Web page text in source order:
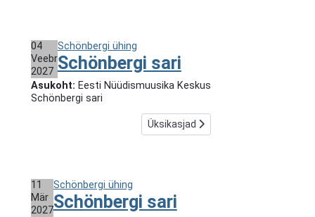
04
Veebr
2027
Schönbergi ühing
Schönbergi sari
Asukoht: Eesti Nüüdismuusika Keskus
Schönbergi sari
Üksikasjad
11
Mär
2027
Schönbergi ühing
Schönbergi sari